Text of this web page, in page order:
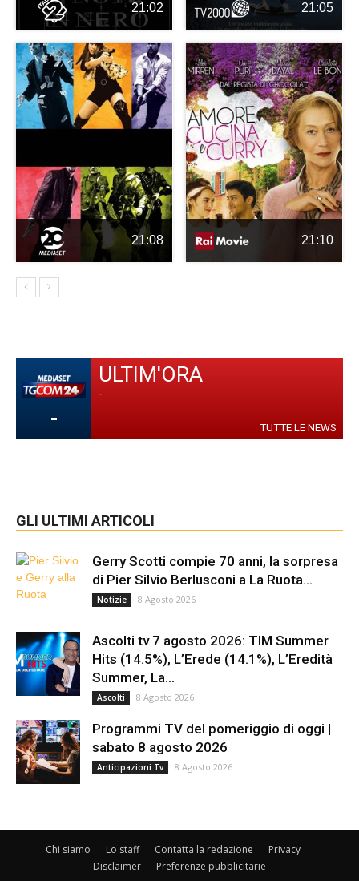
21:02 21:05
21:08 21:10
-
ULTIM'ORA
-
TUTTE LE NEWS
GLI ULTIMI ARTICOLI
Gerry Scotti compie 70 anni, la sorpresa
di Pier Silvio Berlusconi a La Ruota...
Notizie 8 Agosto 2026
Ascolti tv 7 agosto 2026: TIM Summer
Hits (14.5%), L’Erede (14.1%), L’Eredità
Summer, La...
Ascolti 8 Agosto 2026
Programmi TV del pomeriggio di oggi |
sabato 8 agosto 2026
Anticipazioni Tv 8 Agosto 2026
Chi siamo Lo staff Contatta la redazione
Privacy
Disclaimer
Preferenze pubblicitarie